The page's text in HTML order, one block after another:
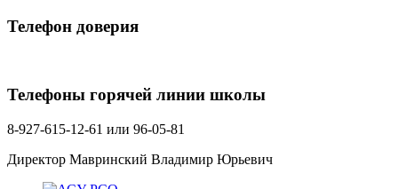
Телефон доверия
Телефоны горячей линии школы
8-927-615-12-61 или 96-05-81
Директор Мавринский Владимир Юрьевич